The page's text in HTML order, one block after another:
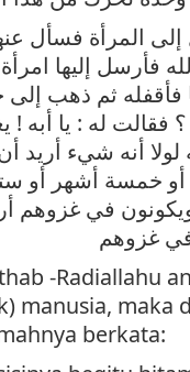
المرأة فسأل
فأرسل إليها
ثم ذهب إلى
فقالت له : يا أبه !
أنه شيء أريد
أو خمسة أشهر أو
في غزوهم
غزوهم
-Radiallahu
manusia, maka
berkata: